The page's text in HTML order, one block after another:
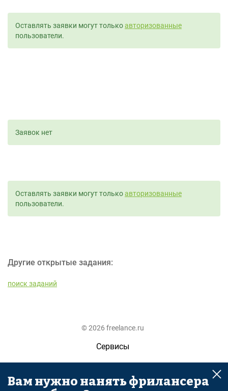
Оставлять заявки могут толькоавторизованные
пользователи.
Заявок нет
Оставлять заявки могут толькоавторизованные
пользователи.
Другие открытые задания:
поиск заданий
© 2026 freelance.ru
Сервисы
Помощь
Поиск
Вам нужно нанять фрилансера